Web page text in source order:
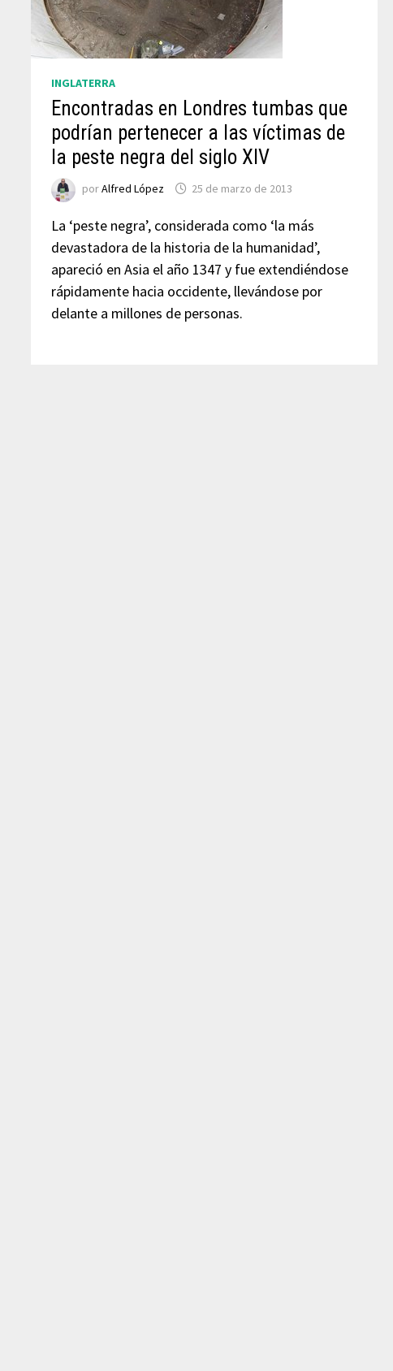
INGLATERRA
Encontradas en Londres tumbas que
podrían pertenecer a las víctimas de
la peste negra del siglo XIV
porAlfred López 25 de marzo de 2013
La ‘peste negra’, considerada como ‘la más
devastadora de la historia de la humanidad’,
apareció en Asia el año 1347 y fue extendiéndose
rápidamente hacia occidente, llevándose por
delante a millones de personas.